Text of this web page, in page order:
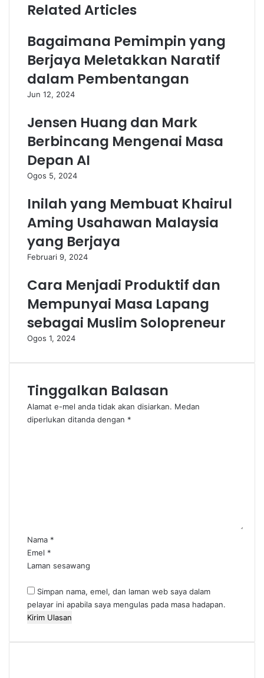
Related Articles
Bagaimana Pemimpin yang
Berjaya Meletakkan Naratif
dalam Pembentangan
Jun 12, 2024
Jensen Huang dan Mark
Berbincang Mengenai Masa
Depan AI
Ogos 5, 2024
Inilah yang Membuat Khairul
Aming Usahawan Malaysia
yang Berjaya
Februari 9, 2024
Cara Menjadi Produktif dan
Mempunyai Masa Lapang
sebagai Muslim Solopreneur
Ogos 1, 2024
Tinggalkan Balasan
Alamat e-mel anda tidak akan disiarkan. Medan
diperlukan ditanda dengan *
Nama *
Emel *
Laman sesawang
Simpan nama, emel, dan laman web saya dalam
pelayar ini apabila saya mengulas pada masa hadapan.